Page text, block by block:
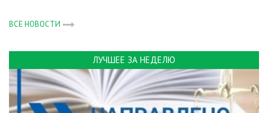
ВСЕ НОВОСТИ
ЛУЧШЕЕ ЗА НЕДЕЛЮ